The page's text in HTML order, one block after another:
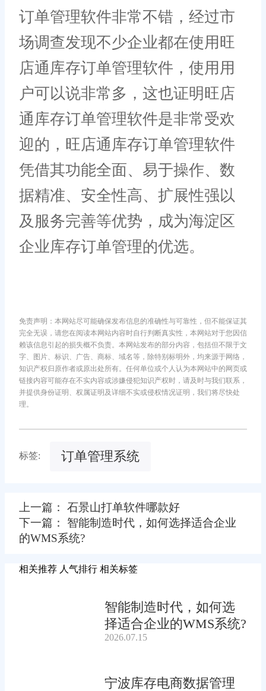
订单管理软件非常不错，经过市
场调查发现不少企业都在使用旺
店通库存订单管理软件，使用用
户可以说非常多，这也证明旺店
通库存订单管理软件是非常受欢
迎的，旺店通库存订单管理软件
凭借其功能全面、易于操作、数
据精准、安全性高、扩展性强以
及服务完善等优势，成为海淀区
企业库存订单管理的优选。
免责声明：本网站尽可能确保发布信息的准确性与可靠性，但不能保证其
完全无误，请您在阅读本网站内容时自行判断真实性，本网站对于您因信
赖该信息引起的损失概不负责。本网站发布的部分内容，包括但不限于文
字、图片、标识、广告、商标、域名等，除特别标明外，均来源于网络，
知识产权归原作者或原出处所有。任何单位或个人认为本网站中的网页或
链接内容可能存在不实内容或涉嫌侵犯知识产权时，请及时与我们联系，
并提供身份证明、权属证明及详细不实或侵权情况证明，我们将尽快处
理。
标签: 订单管理系统
上一篇： 石景山打单软件哪款好
下一篇： 智能制造时代，如何选择适合企业
的WMS系统?
相关推荐 人气排行 相关标签
智能制造时代，如何选
择适合企业的WMS系统?
2026.07.15
宁波库存电商数据管理